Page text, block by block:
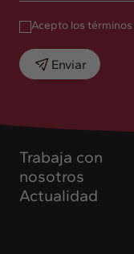
Trabaja con
nosotros
Actualidad
Acepto los
Enviar